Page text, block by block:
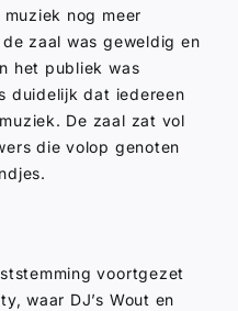
nog meer
zaal was geweldig en
het publiek was
duidelijk dat iedereen
De zaal zat vol
die volop genoten
voortgezet
waar DJ’s Wout en